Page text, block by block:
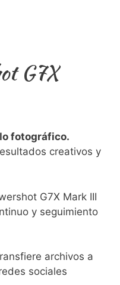
G7X
fotográfico.
creativos y
G7X Mark⁢ III
y seguimiento
archivos a⁣
⁤sociales⁣